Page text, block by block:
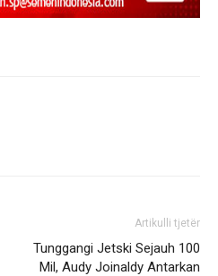
Artikulli tjetër
Tunggangi Jetski Sejauh 100
Mil, Audy Joinaldy Antarkan